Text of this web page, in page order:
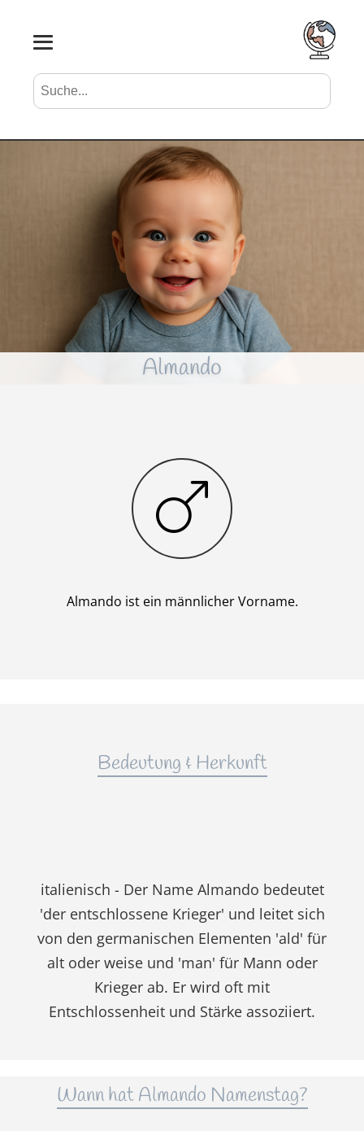
Suche nach Vornamen Search
Almando
Junge
Almando ist ein männlicher Vorname.
Bedeutung & Herkunft
italienisch - Der Name Almando bedeutet
'der entschlossene Krieger' und leitet sich
von den germanischen Elementen 'ald' für
alt oder weise und 'man' für Mann oder
Krieger ab. Er wird oft mit
Entschlossenheit und Stärke assoziiert.
Wann hat Almando Namenstag?